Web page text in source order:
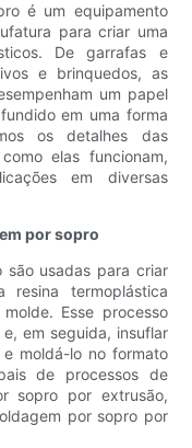
é um equipamento
para criar uma
De garrafas e
e brinquedos, as
um papel
em uma forma
os detalhes das
elas funcionam,
em diversas
por sopro
são usadas para criar
resina termoplástica
Esse processo
em seguida, insuflar
moldá-lo no formato
de processos de
sopro por extrusão,
por sopro por